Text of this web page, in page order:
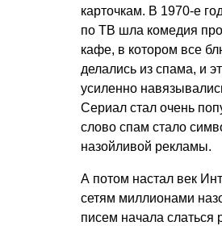
карточкам. В 1970-е
по ТВ шла комедия
кафе, в котором все
делались из спама, и
усиленно
Сериал стал очень
слово спам стало
назойливой рекламы.
А потом настал век
сетям миллионами
писем начала слаться